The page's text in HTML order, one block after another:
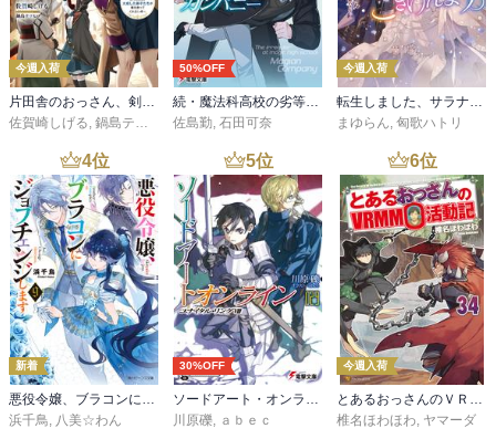
今週入荷
片田舎のおっさん、剣聖になる 11 ～ただの田舎の剣術師範だったのに、大成した弟子たちが俺を放ってくれない件～
佐賀崎しげる, 鍋島テツヒロ
50%OFF
続・魔法科高校の劣等生 メイジアン・カンパニー(11)
佐島勤, 石田可奈
今週入荷
転生しました、サラナ・キンジェです。ごきげんよう。５ ～婚約破棄されたので田舎で気ままに暮らしたいと思います～【電子書店共通特典SS付】
まゆらん, 匈歌ハトリ
4位
新着
悪役令嬢、ブラコンにジョブチェンジします９【電子特典付き】
浜千鳥, 八美☆わん
5位
30%OFF
ソードアート・オンライン29 ユナイタル・リングVIII
川原礫, ａｂｅｃ
6位
今週入荷
とあるおっさんのＶＲＭＭＯ活動記34
椎名ほわほわ, ヤマーダ